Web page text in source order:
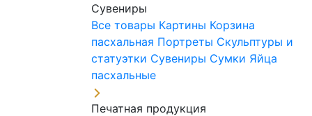
Сувениры
Все товары Картины Корзина
пасхальная Портреты Скульптуры и
статуэтки Сувениры Сумки Яйца
пасхальные
Печатная продукция